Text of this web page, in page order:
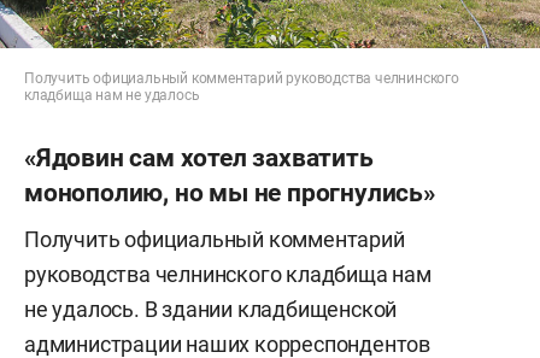
Получить официальный комментарий руководства челнинского
кладбища нам не удалось
«Ядовин сам хотел захватить
монополию, но мы не прогнулись»
Получить официальный комментарий
руководства челнинского кладбища нам
не удалось. В здании кладбищенской
администрации наших корреспондентов